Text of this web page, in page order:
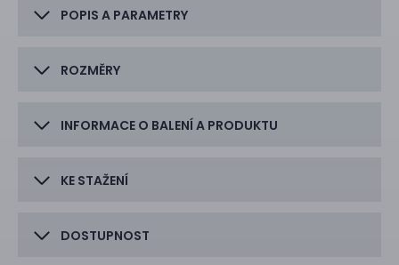
POPIS A PARAMETRY
ROZMĚRY
INFORMACE O BALENÍ A PRODUKTU
KE STAŽENÍ
DOSTUPNOST